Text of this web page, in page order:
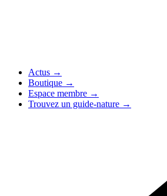
Actus →
Boutique →
Espace membre →
Trouvez un guide-nature →